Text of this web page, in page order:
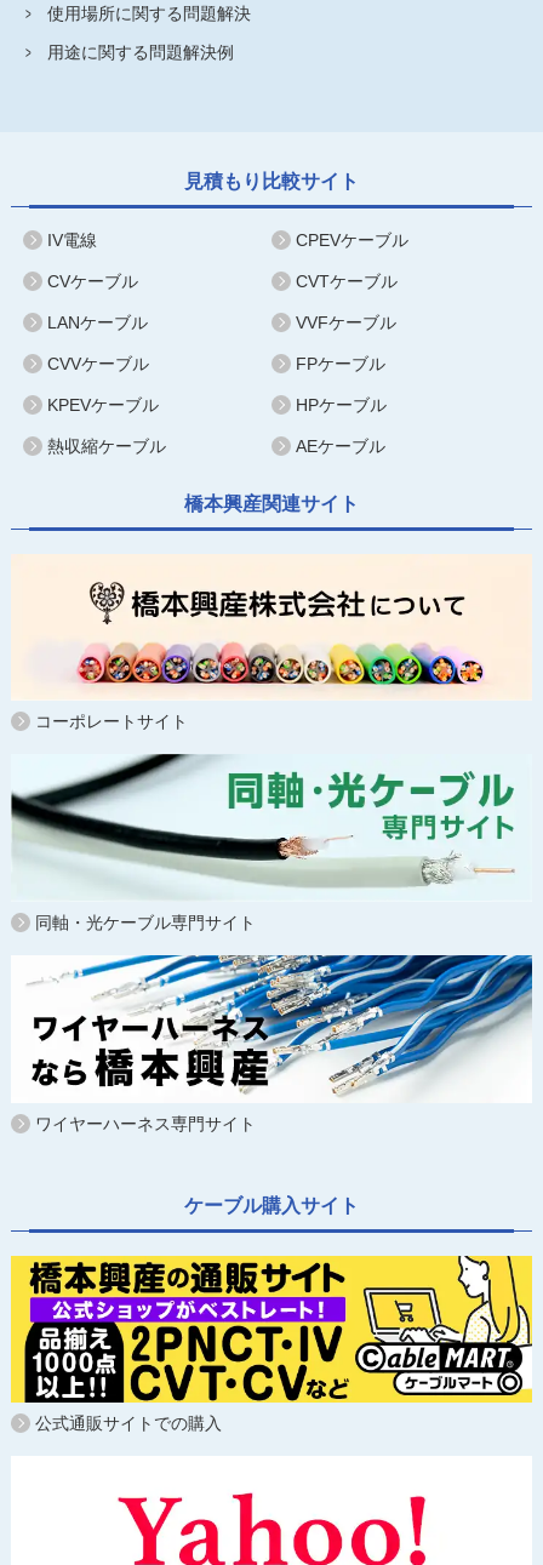
使用場所に関する問題解決
用途に関する問題解決例
見積もり比較サイト
IV電線 CPEVケーブル
CVケーブル CVTケーブル
LANケーブル VVFケーブル
CVVケーブル FPケーブル
KPEVケーブル HPケーブル
熱収縮ケーブル AEケーブル
橋本興産関連サイト
コーポレートサイト
同軸・光ケーブル専門サイト
ワイヤーハーネス専門サイト
ケーブル購入サイト
公式通販サイトでの購入